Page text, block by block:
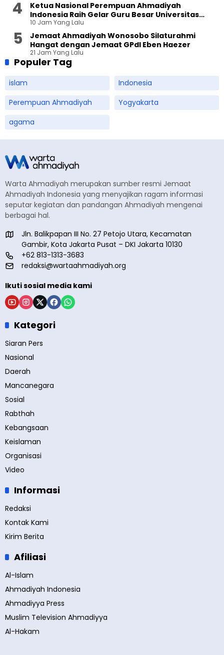
Ketua Nasional Perempuan Ahmadiyah
Indonesia Raih Gelar Guru Besar Universitas
Terbuka
10 Jam Yang Lalu
Jemaat Ahmadiyah Wonosobo Silaturahmi
Hangat dengan Jemaat GPdI Eben Haezer
21 Jam Yang Lalu
Populer Tag
islam
Indonesia
Perempuan Ahmadiyah
Yogyakarta
agama
Warta Ahmadiyah merupakan sumber resmi Jemaat
Ahmadiyah Indonesia yang menyajikan ragam informasi
seputar kegiatan dan pandangan Ahmadiyah mengenai
berbagai hal.
Jln. Balikpapan III No. 27 Petojo Utara, Kecamatan
Gambir, Kota Jakarta Pusat – DKI Jakarta 10130
+62 813-1313-3683
redaksi@wartaahmadiyah.org
Ikuti sosial media kami
Kategori
Siaran Pers
Nasional
Daerah
Mancanegara
Sosial
Rabthah
Kebangsaan
Keislaman
Organisasi
Video
Informasi
Redaksi
Kontak Kami
Kirim Berita
Afiliasi
Al-Islam
Ahmadiyah Indonesia
Ahmadiyya Press
Muslim Television Ahmadiyya
Al-Hakam